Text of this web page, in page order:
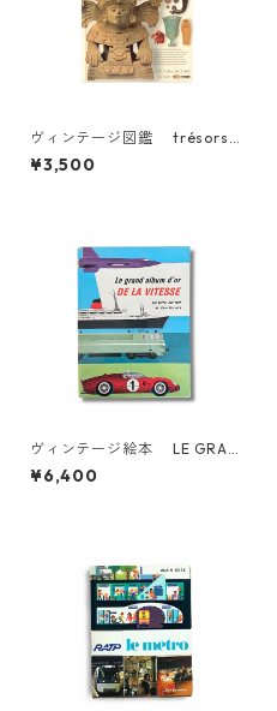
ヴィンテージ図鑑 trésors d
e l'archéologie フランス 自
然科学本 考古学 古書
¥3,500
ヴィンテージ絵本 LE GRAN
D ALBUM D'OR DE LA VITES
SE フランス 科学絵本
¥6,400